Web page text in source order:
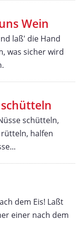
Wein
laß' die Hand
was sicher wird
schütteln,
halfen
dem Eis! Laßt
einer nach dem